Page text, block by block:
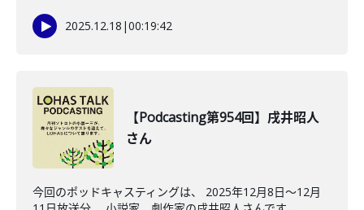
2025.12.18 |00:19:42
【Podcasting第954回】戌井昭人
さん
今回のポッドキャスティングは、 2025年12月8日〜12月